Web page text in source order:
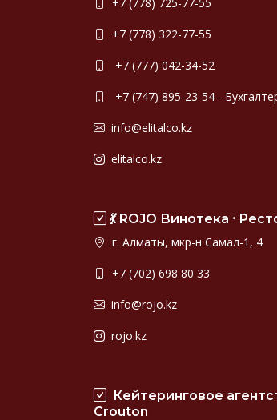
+7 (778) 322-77-55
+7 (777) 042-34-52
+7 (747) 895-23-54 -
info@elitalco.kz
elitalco.kz
💃 ROJO Винотека ⸱
г. Алматы, мкр-н Самал-1, 4
+7 (702) 698 80 33
info@rojo.kz
rojo.kz
Кейтеринговое
Crouton